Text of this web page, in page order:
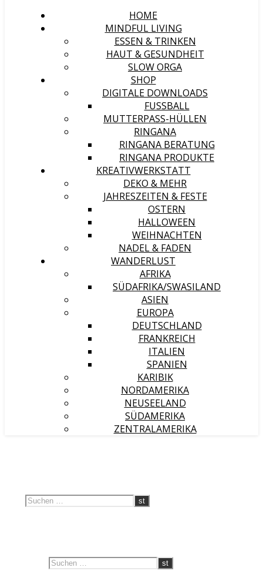
HOME
MINDFUL LIVING
ESSEN & TRINKEN
HAUT & GESUNDHEIT
SLOW ORGA
SHOP
DIGITALE DOWNLOADS
FUSSBALL
MUTTERPASS-HÜLLEN
RINGANA
RINGANA BERATUNG
RINGANA PRODUKTE
KREATIVWERKSTATT
DEKO & MEHR
JAHRESZEITEN & FESTE
OSTERN
HALLOWEEN
WEIHNACHTEN
NADEL & FADEN
WANDERLUST
AFRIKA
SÜDAFRIKA/SWASILAND
ASIEN
EUROPA
DEUTSCHLAND
FRANKREICH
ITALIEN
SPANIEN
KARIBIK
NORDAMERIKA
NEUSEELAND
SÜDAMERIKA
ZENTRALAMERIKA